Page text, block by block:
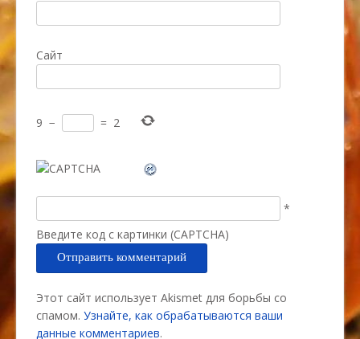
Сайт
9 − = 2
Введите код с картинки (CAPTCHA)
*
Этот сайт использует Akismet для борьбы со
спамом. Узнайте, как обрабатываются ваши
данные комментариев.